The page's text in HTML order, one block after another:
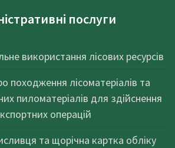
послуги
використання лісових ресурсів
походження лісоматеріалів та
пиломатеріалів для здійснення
операцій
та щорічна картка обліку